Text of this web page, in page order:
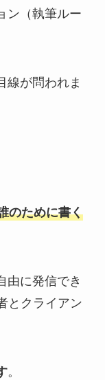
ン（執筆ルー
線が問われま
のために書く
由に発信でき
とクライアン
。